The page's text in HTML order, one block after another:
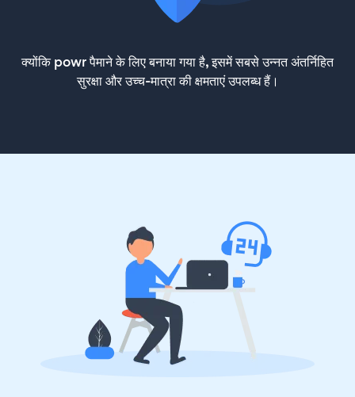
क्योंकि powr पैमाने के लिए बनाया गया है, इसमें सबसे उन्नत अंतर्निहित
सुरक्षा और उच्च-मात्रा की क्षमताएं उपलब्ध हैं।